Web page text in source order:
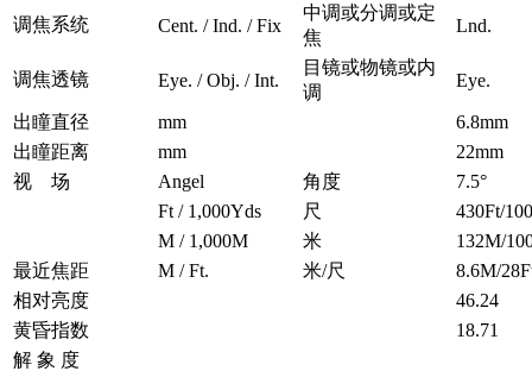
调焦系统 Cent. / Ind. / Fix
中调或分调或定
焦
Lnd.
调焦透镜 Eye. / Obj. / Int.
目镜或物镜或内
调
Eye.
出瞳直径 mm
6.8mm
出瞳距离
mm
22mm
视 场
Angel 角度
7.5°
Ft / 1,000Yds
尺
430Ft/
M / 1,000M
米
132M/
最近焦距
M / Ft. 米/尺
8.6M/
相对亮度
46.24
黄昏指数
18.71
解 象 度